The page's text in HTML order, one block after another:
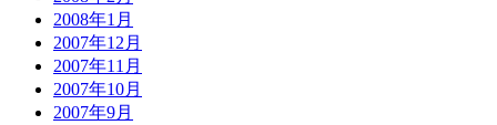
2008年1月
2007年12月
2007年11月
2007年10月
2007年9月